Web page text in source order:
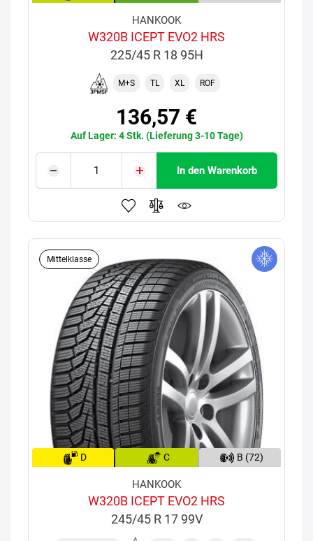
HANKOOK
W320B ICEPT EVO2 HRS
225/45 R 18 95H
M+S TL XL ROF
136,57 €
Auf Lager: 4 Stk. (Lieferung 3-10 Tage)
In den Warenkorb
Mittelklasse
D C B (72)
HANKOOK
W320B ICEPT EVO2 HRS
245/45 R 17 99V